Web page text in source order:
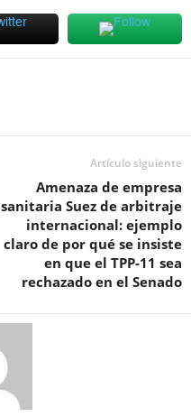
Artículo siguiente
Amenaza de empresa
sanitaria Suez de arbitraje
internacional: ejemplo
claro de por qué se insiste
en que el TPP-11 sea
rechazado en el Senado